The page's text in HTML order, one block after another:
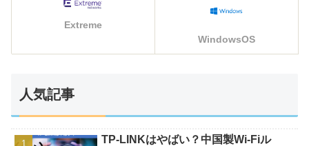
Extreme
WindowsOS
人気記事
TP-LINKはやばい？中国製Wi-Fiル